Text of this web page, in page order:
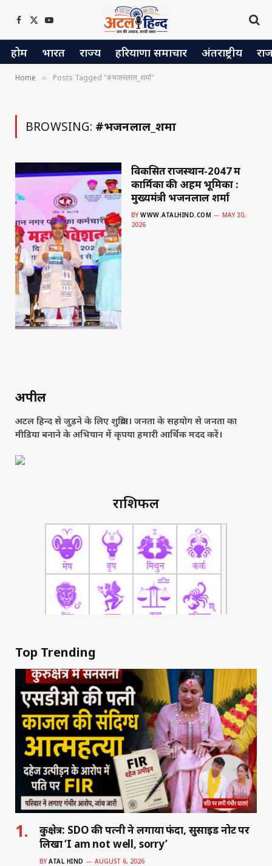
Facebook
X
(Twitter)
YouTube
होम भारत राज्य हरियाणा समाचार अंतराष्ट्रीय
Home » Posts Tagged "#भजनलाल_शर्मा"
BROWSING: #भजनलाल_शर्मा
विकसित राजस्थान-2047 में
कार्मिकों की अहम भूमिका :
मुख्यमंत्री भजनलाल शर्मा
BY WWW.ATALHIND.COM
MAY 30,
2026
अपील
अटल हिन्द से जुड़ने के लिए शुक्रिया। जनता के सहयोग से जनता का
मीडिया बनाने के अभियान में कृपया हमारी आर्थिक मदद करें।
राशिफल
Top Trending
कुरुक्षेत्र: SDO की पत्नी ने लगाया फंदा, सुसाइड नोट पर
लिखा ‘I am not well, sorry’
BY ATAL HIND AUGUST 6, 2026